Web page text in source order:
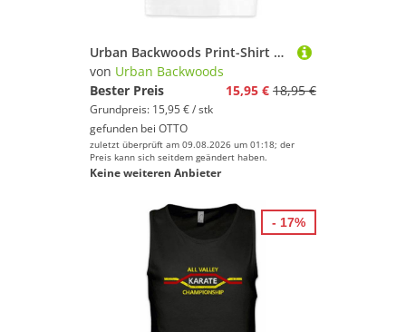
Urban Backwoods Print-Shirt Wushu Kinder T-Shirt Kung Fu Martial Arts Teakwondo Kampfsport China (1-tlg) Fighter Kämpfer Karate Judo
von Urban Backwoods
Bester Preis
15,95 € 18,95 €
Grundpreis: 15,95 € / stk
gefunden bei OTTO
zuletzt überprüft am 09.08.2026 um 01:18; der
Preis kann sich seitdem geändert haben.
Keine weiteren Anbieter
- 17%